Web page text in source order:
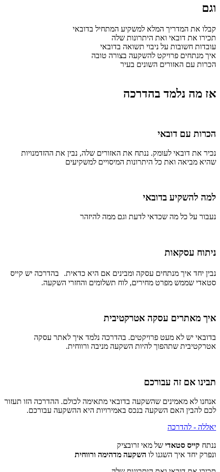
וגם
קבלו את המדריך המלא למשקיע המתחיל בדובאי
תכירו את דובאי ואת היתרונות שלה
עובדות חשובות על ניבוי תשואה בדובאי
איך מנתחים פרויקט להשקעה בצורה טובה
הכרות עם האזורים השונים בעיר
אז מה נלמד בהדרכה
הכרות עם דובאי
נכיר את דובאי לעומק. ננתח את האזורים שלה, נבין את ההזדמנויות
שהיא מביאה ואת כל היתרונות המיסויים למשקיעים
למה להשקיע בדובאי
נעבור על כל מה שכדאי לדעת וגם ממה להיזהר
ניתוח עסקאות
נבין יחד איך מנתחים עסקה ומבינים אם היא כדאית. בהדרכה יש קייס
סטאדי שממש מפרט מחירים, לוח תשלומים והחזרי השקעה.
איך מאתרים עסקה אטרקטיבית
בדובאי יש לא מעט פרויקטים. בהדרכה נלמד איך לאתר עסקה
אטרקטיבית שתהפוך להיות השקעה מניבה ורווחית.
תבינו אם זה עבורכם
אנחנו לא מאמינים שהשקעה בדובאי מתאימה לכולם. ההדרכה הזו תעזור
לכם להבין האם השקעה בנכס באמירויות היא ההשקעה עבורכם.
יאללה - להדרכה
ננתח קייס סטאדי של מאי זרובציק
ונפרק יחד איך השגנו לו השקעה מדהימה ורווחית